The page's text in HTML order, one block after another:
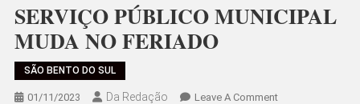
SERVIÇO PÚBLICO MUNICIPAL
MUDA NO FERIADO
SÃO BENTO DO SUL
01/11/2023 Da Redação Leave A CommentOn